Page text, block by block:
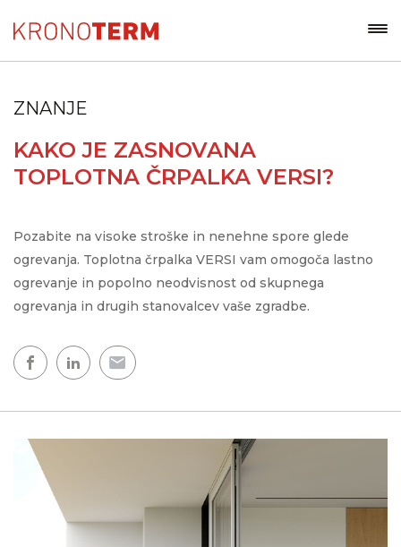
ZNANJE
KAKO JE ZASNOVANA
TOPLOTNA ČRPALKA VERSI?
Pozabite na visoke stroške in nenehne spore glede
ogrevanja. Toplotna črpalka VERSI vam omogoča lastno
ogrevanje in popolno neodvisnost od skupnega
ogrevanja in drugih stanovalcev vaše zgradbe.